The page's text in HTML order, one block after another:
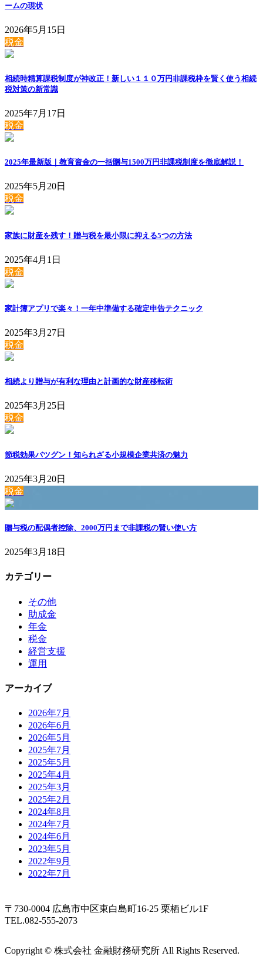
ームの現状
2026年5月15日
税金
相続時精算課税制度が神改正！新しい１１０万円非課税枠を賢く使う相続
税対策の新常識
2025年7月17日
税金
2025年最新版｜教育資金の一括贈与1500万円非課税制度を徹底解説！
2025年5月20日
税金
家族に財産を残す！贈与税を最小限に抑える5つの方法
2025年4月1日
税金
家計簿アプリで楽々！一年中準備する確定申告テクニック
2025年3月27日
税金
相続より贈与が有利な理由と計画的な財産移転術
2025年3月25日
税金
節税効果バツグン！知られざる小規模企業共済の魅力
2025年3月20日
税金
贈与税の配偶者控除、2000万円まで非課税の賢い使い方
2025年3月18日
カテゴリー
その他
助成金
年金
税金
経営支援
運用
アーカイブ
2026年7月
2026年6月
2026年5月
2025年7月
2025年5月
2025年4月
2025年3月
2025年2月
2024年8月
2024年7月
2024年6月
2023年5月
2022年9月
2022年7月
〒730-0004 広島市中区東白島町16-25 栗栖ビル1F
TEL.082-555-2073
Copyright © 株式会社 金融財務研究所 All Rights Reserved.